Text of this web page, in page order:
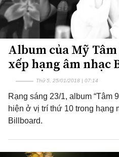
Album của Mỹ
xếp hạng âm nhạc
Thứ 5, 25/01/2018 | 07:14
Rạng sáng 23/1, album “Tâm
hiện ở vị trí thứ 10 trong hạng
Billboard.